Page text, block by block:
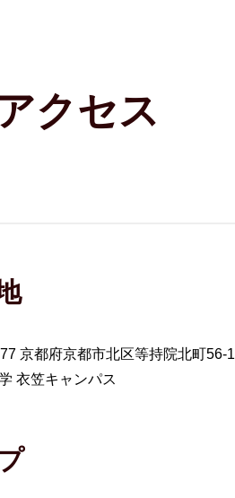
クセス
京都府京都市北区等持院北町56-1
衣笠キャンパス